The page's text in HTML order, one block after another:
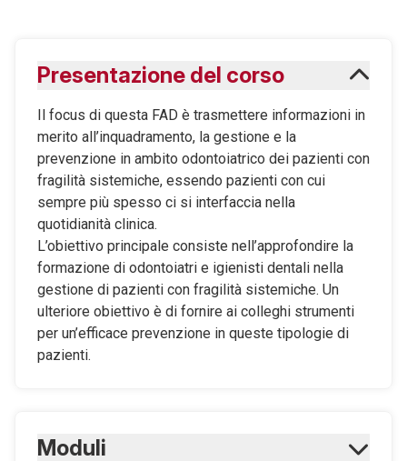
Presentazione del corso
Il focus di questa FAD è trasmettere informazioni in
merito all’inquadramento, la gestione e la
prevenzione in ambito odontoiatrico dei pazienti con
fragilità sistemiche, essendo pazienti con cui
sempre più spesso ci si interfaccia nella
quotidianità clinica.
L’obiettivo principale consiste nell’approfondire la
formazione di odontoiatri e igienisti dentali nella
gestione di pazienti con fragilità sistemiche. Un
ulteriore obiettivo è di fornire ai colleghi strumenti
per un’efficace prevenzione in queste tipologie di
pazienti.
Moduli